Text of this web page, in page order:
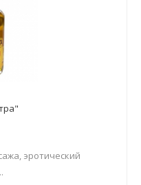
эротический